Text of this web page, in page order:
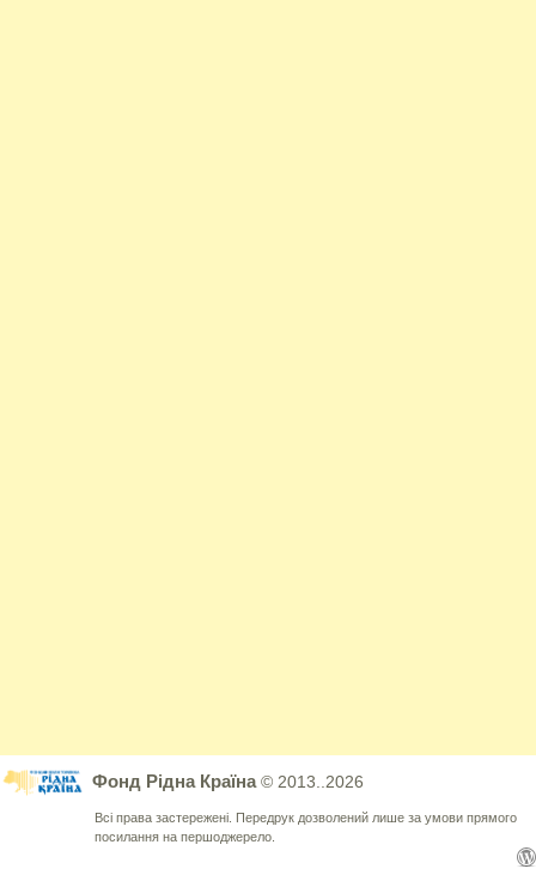
Фонд Рідна Країна© 2013..2026
Всі права застережені. Передрук дозволений лише за умови прямого
посилання на першоджерело.